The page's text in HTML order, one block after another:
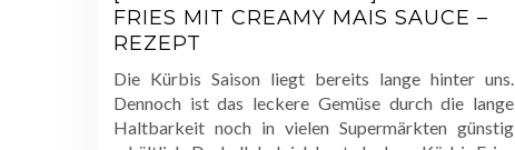
FRIES MIT CREAMY MAIS SAUCE –
REZEPT
Die Kürbis Saison liegt bereits lange hinter uns.
Dennoch ist das leckere Gemüse durch die lange
Haltbarkeit noch in vielen Supermärkten günstig